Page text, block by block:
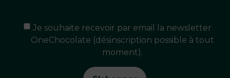
Je souhaite recevoir par email la newsletter
OneChocolate (désinscription possible à tout
moment).